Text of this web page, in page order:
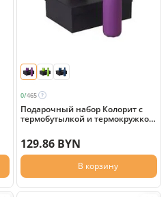
0/465
Подарочный набор Колорит с
термобутылкой и термокружкой,
129.86 BYN
В корзину